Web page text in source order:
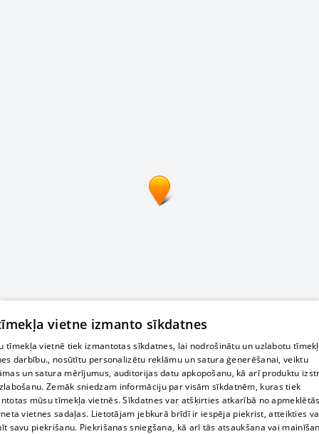
vietne izmanto sīkdatnes
tīmekļa vietnē tiek izmantotas sīkdatnes, lai nodrošinātu un uzlabotu
darbību., nosūtītu personalizētu reklāmu un satura ģenerēšanai, veiktu
un satura mērījumus, auditorijas datu apkopošanu, kā arī produktu
Zemāk sniedzam informāciju par visām sīkdatnēm, kuras tiek
mūsu tīmekļa vietnēs. Sīkdatnes var atšķirties atkarībā no
vietnes sadaļas. Lietotājam jebkurā brīdī ir iespēja piekrist, atteikties
savu piekrišanu. Piekrišanas sniegšana, kā arī tās atsaukšana vai